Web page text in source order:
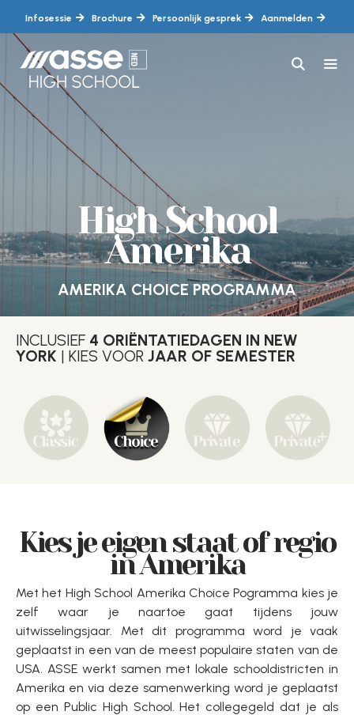
inhoud
Infosessie Brochure Persoonlijk gesprek Aanmelden
High School
Amerika
AMERIKA CHOICE PROGRAMMA
INCLUSIEF 4 ORIËNTATIEDAGEN IN NEW
YORK | KIES VOOR JAAR OF SEMESTER
Kies je eigen staat of regio
in Amerika
Met het High School Amerika Choice Pogramma kies je
zelf waar je naartoe gaat tijdens jouw
uitwisselingsjaar. Met dit programma word je vaak
geplaatst in een van de meest populaire staten van de
USA. ASSE werkt samen met lokale schooldistricten in
Amerika en via deze samenwerking word je geplaatst
op een Public High School. Het collegegeld dat je als